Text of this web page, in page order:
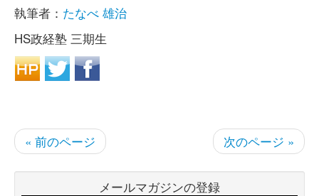
執筆者： たなべ 雄治
HS政経塾 三期生
« 前のページ 次のページ »
メールマガジンの登録